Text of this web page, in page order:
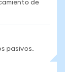
de
pasivos.